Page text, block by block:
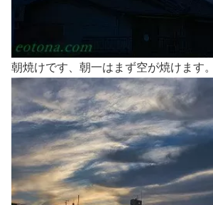
朝焼けです、朝一はまず空が焼けます。